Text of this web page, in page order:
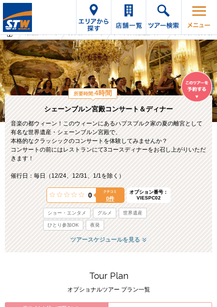
シェーンブルン宮殿コンサート＆ディナー
音楽の都ウィーン！このウィーンにあるハプスブルク家の夏の離宮として
有名な世界遺産・シェーンブルン宮殿で、
本格的なクラッシックのコンサートを体験してみませんか？
コンサートの前にはレストランにて3コースディナーをお召し上がりいただ
きます！
催行日：毎日（12/24、12/31、1/1を除く）
0 クチコミ
0件
オプション番号：
VIESPC02
ショー・エンタメ グルメ 世界遺産
ひとり参加OK 夜発
所要時間:4時間
ツアースケジュールを見る
Tour Plan
オプショナルツアー プラン一覧